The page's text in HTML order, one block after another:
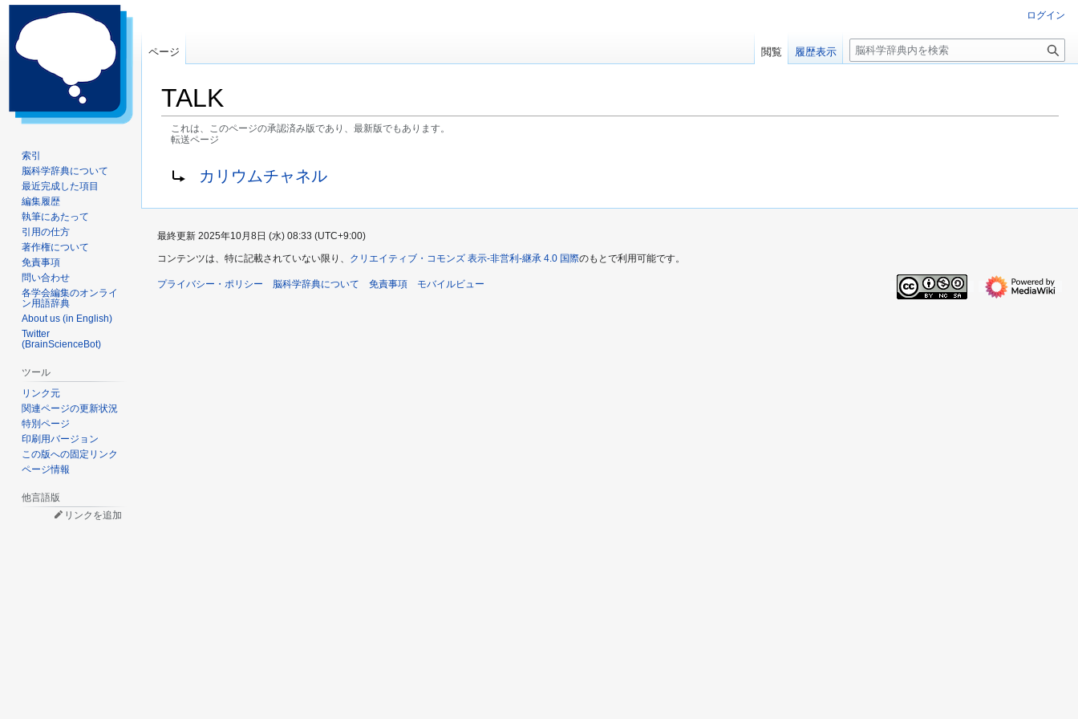
TALK
これは、このページの承認済み版であり、最新版でもあります。
転送ページ
シ
ョ
に
動
転送先: カリウムチャネル
ログイン
ページ 閲覧 履歴表示
検
索
索引
脳科学辞典について
最近完成した項目
編集履歴
執筆にあたって
引用の仕方
著作権について
免責事項
問い合わせ
各学会編集のオンライ
ン用語辞典
About us (in English)
Twitter
(BrainScienceBot)
ツール
リンク元
関連ページの更新状況
特別ページ
印刷用バージョン
この版への固定リンク
ページ情報
他言語版
リンクを追加
最終更新 2025年10月8日 (水) 08:33 (UTC+9:00)
コンテンツは、特に記載されていない限り、 クリエイティブ・コモンズ 表示-非営利-継承 4.0 国際のもとで利用可能です。
プライバシー・ポリシー 脳科学辞典について 免責事項 モバイルビュー